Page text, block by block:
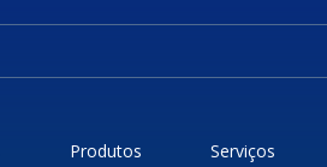
Produtos Serviços